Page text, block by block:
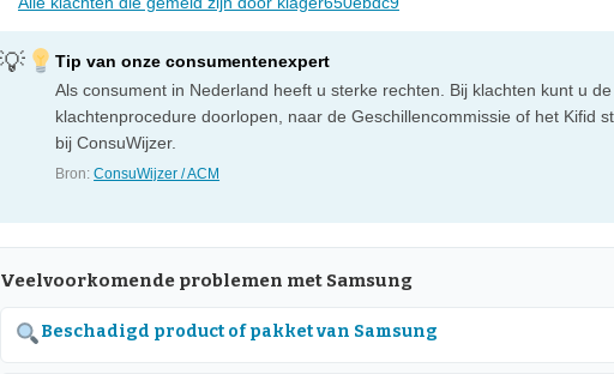
Tip van onze consumentenexpert
Als consument in Nederland heeft u sterke rechten. Bij klachten kunt u
klachtenprocedure doorlopen, naar de Geschillencommissie of het Kifid
bij ConsuWijzer.
Bron:ConsuWijzer / ACM
Veelvoorkomende problemen met Samsung
Beschadigd product of pakket van Samsung